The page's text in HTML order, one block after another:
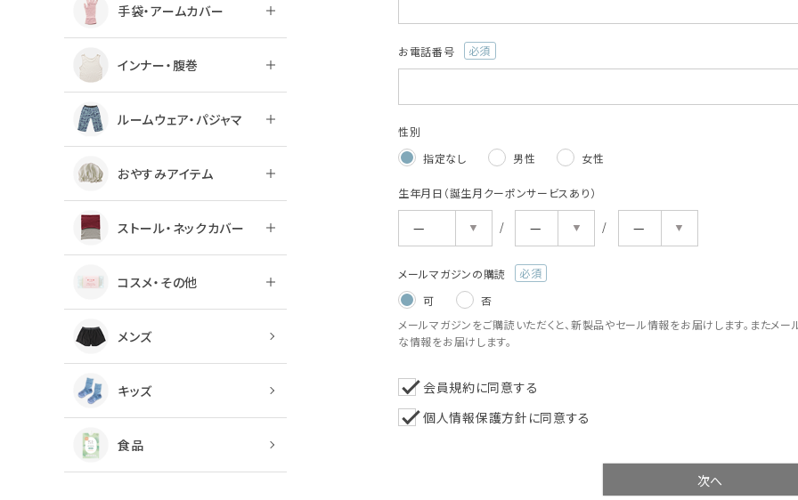
手袋・アームカバー
インナー・腹巻
ルームウェア・パジャマ
おやすみアイテム
ストール・ネックカバー
コスメ・その他
メンズ
キッズ
食品
お電話番号
(必
性別
指定なし
男性 女性
生年月日（誕生月クーポンサービスあり）
メールマガジンの購読
可
否
メールマガジンをご購読いただくと、新製品やセール情報をお届けします。またメ
な情報をお届けします。
会員規約に同意する
個人情報保護方針 に同意する
次へ